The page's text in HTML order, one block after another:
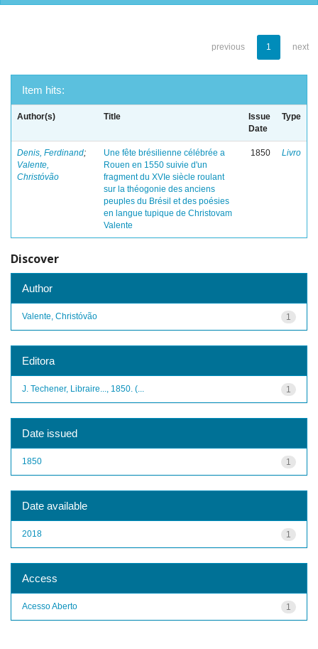
previous 1 next
Item hits:
Author(s) Title
Issue
Date
Type
Denis, Ferdinand;
Valente,
Christóvão
Une fête brésilienne célébrée a
Rouen en 1550 suivie d'un
fragment du XVIe siècle roulant
sur la théogonie des anciens
peuples du Brésil et des poésies
en langue tupique de Christovam
Valente
1850 Livro
Discover
Author
1
Valente, Christóvão
Editora
1
J. Techener, Libraire..., 1850. (...
Date issued
1
1850
Date available
1
2018
Access
1
Acesso Aberto